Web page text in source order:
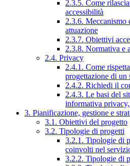
2.3.5. Come
accessibilità
2.3.6. Meccanismo
attuazione
2.3.7. Obiettivi
2.3.8. Normativa e
2.4. Privacy
2.4.1. Come
progettazione di
2.4.2. Richiedi il
2.4.3. Le basi del
informativa
3. Pianificazione, gestione e
3.1. Obiettivi del progetto
3.2. Tipologie di progetti
3.2.1. Tipologie di
coinvolti nel
3.2.2. Tipologie di